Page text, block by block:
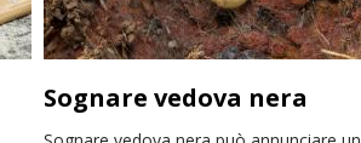
Sognare vedova nera